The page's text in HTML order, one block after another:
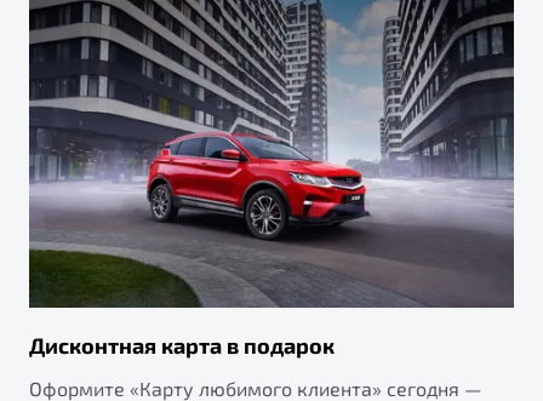
Дисконтная карта в подарок
Оформите «Карту любимого клиента» сегодня —